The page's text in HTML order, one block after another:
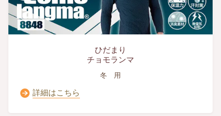
ひだまり
チョモランマ
冬 用
詳細はこちら